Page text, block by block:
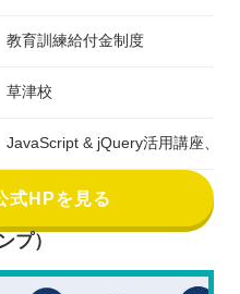
教育訓練給付金制度
草津校
JavaScript & jQuery活用講座、
式HPを見る
プ）